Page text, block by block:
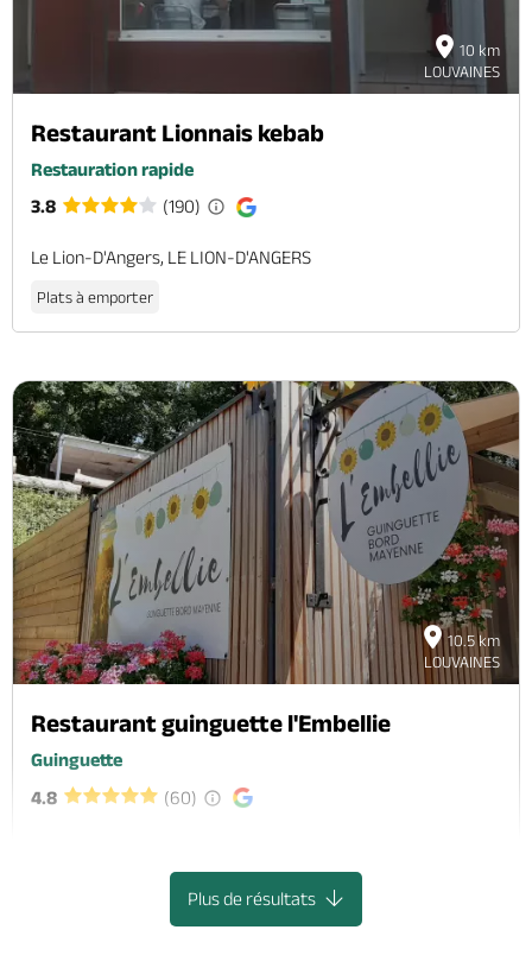
10 km
LOUVAINES
Restaurant Lionnais kebab
Restauration rapide
3.8
(190)
Le Lion-D'Angers, LE LION-D'ANGERS
Plats à emporter
10.5 km
LOUVAINES
Restaurant guinguette l'Embellie
Guinguette
4.8
(60)
Plus de résultats